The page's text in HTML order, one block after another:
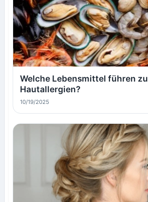
Welche Lebensmittel führen zu
Hautallergien?
10/19/2025